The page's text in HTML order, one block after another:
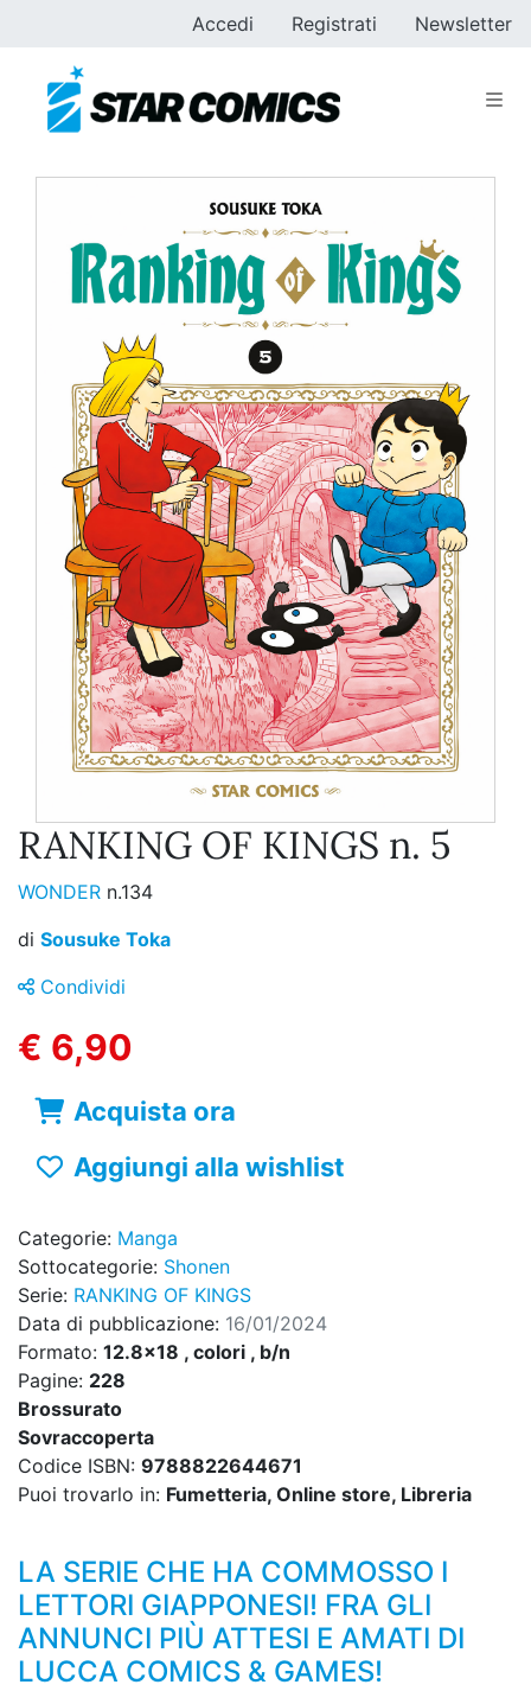
Accedi Registrati Newsletter
RANKING OF KINGS n. 5
WONDER n.134
di Sousuke Toka
Condividi
€ 6,90
Acquista ora
Aggiungi alla wishlist
Categorie: Manga
Sottocategorie: Shonen
Serie: RANKING OF KINGS
Data di pubblicazione: 16/01/2024
Formato: 12.8x18 , colori , b/n
Pagine: 228
Brossurato
Sovraccoperta
Codice ISBN: 9788822644671
Puoi trovarlo in: Fumetteria, Online store, Libreria
LA SERIE CHE HA COMMOSSO I
LETTORI GIAPPONESI! FRA GLI
ANNUNCI PIÙ ATTESI E AMATI DI
LUCCA COMICS & GAMES!